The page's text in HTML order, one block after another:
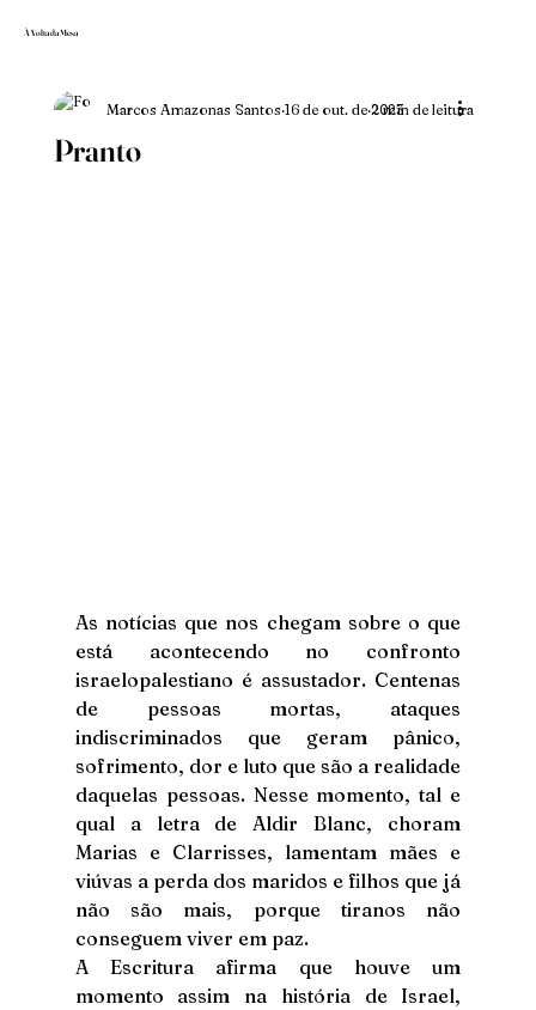
À Volta da Mesa
Pranto
Marcos Amazonas Santos 16 de out. de 20232 min de leitura
As notícias que nos chegam sobre o que
está acontecendo no confronto
israelopalestiano é assustador. Centenas
de pessoas mortas, ataques
indiscriminados que geram pânico,
sofrimento, dor e luto que são a realidade
daquelas pessoas. Nesse momento, tal e
qual a letra de Aldir Blanc, choram
Marias e Clarrisses, lamentam mães e
viúvas a perda dos maridos e filhos que já
não são mais, porque tiranos não
conseguem viver em paz.
A Escritura afirma que houve um
momento assim na história de Israel,